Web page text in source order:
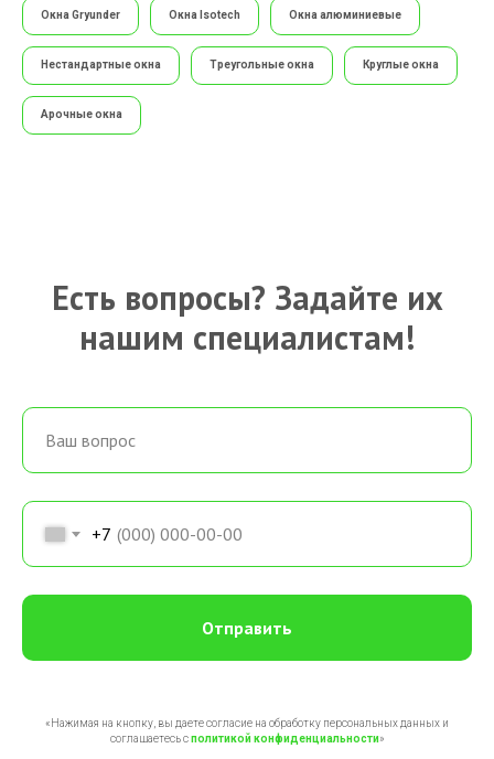
Окна Gryunder Окна Isotech Окна алюминиевые
Нестандартные окна Треугольные окна Круглые окна
Арочные окна
Есть вопросы? Задайте их
нашим специалистам!
+7
Отправить
«Нажимая на кнопку, вы даете согласие на обработку персональных данных и
соглашаетесь cполитикой конфиденциальности»